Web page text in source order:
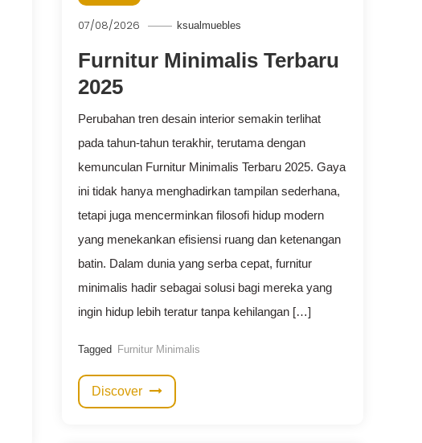
07/08/2026 ksualmuebles
Furnitur Minimalis Terbaru
2025
Perubahan tren desain interior semakin terlihat
pada tahun-tahun terakhir, terutama dengan
kemunculan Furnitur Minimalis Terbaru 2025. Gaya
ini tidak hanya menghadirkan tampilan sederhana,
tetapi juga mencerminkan filosofi hidup modern
yang menekankan efisiensi ruang dan ketenangan
batin. Dalam dunia yang serba cepat, furnitur
minimalis hadir sebagai solusi bagi mereka yang
ingin hidup lebih teratur tanpa kehilangan […]
Tagged Furnitur Minimalis
Discover